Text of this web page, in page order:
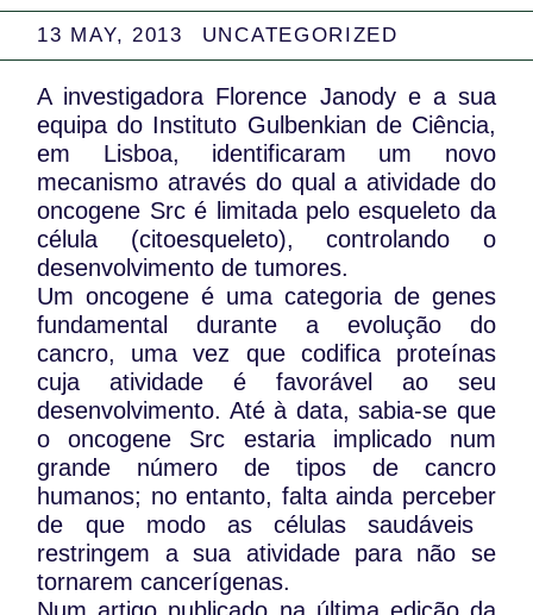
13 MAY, 2013 UNCATEGORIZED
A investigadora Florence Janody e a sua
equipa do Instituto Gulbenkian de Ciência,
em Lisboa, identificaram um novo
mecanismo através do qual a atividade do
oncogene Src é limitada pelo esqueleto da
célula (citoesqueleto), controlando o
desenvolvimento de tumores.
Um oncogene é uma categoria de genes
fundamental durante a evolução do
cancro, uma vez que codifica proteínas
cuja atividade é favorável ao seu
desenvolvimento. Até à data, sabia-se que
o oncogene Src estaria implicado num
grande número de tipos de cancro
humanos; no entanto, falta ainda perceber
de que modo as células saudáveis ​​
restringem a sua atividade para não se
tornarem cancerígenas.